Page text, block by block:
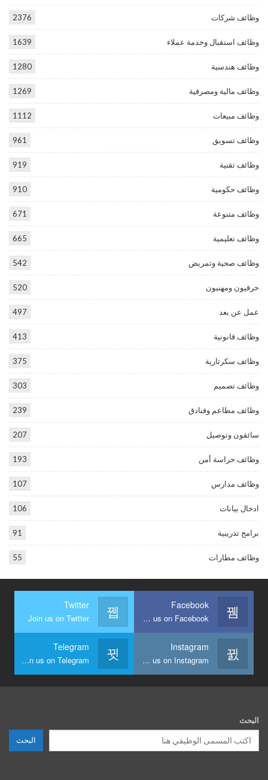
وظائف شركات 2376
وظائف استقبال وخدمة عملاء 1639
وظائف هندسية 1280
وظائف مالية ومصرفية 1269
وظائف مبيعات 1112
وظائف تسويق 961
وظائف تقنية 919
وظائف حكومية 910
وظائف متنوعة 671
وظائف تعليمية 665
وظائف صحية وتمريض 542
حرفيون ومهنيون 520
عمل عن بعد 497
وظائف قانونية 413
وظائف سكرتارية 375
وظائف تصميم 303
وظائف مطاعم وفنادق 239
سائقون وتوصيل 207
وظائف حراسة أمن 193
وظائف مدارس 107
ادخال بيانات 106
برامج تدريبية 91
وظائف مطارات 55
Facebook
Join us on Facebook
Twitter
Join us on Twitter
Instagram
Join us on Instagram
Telegram
Join us on Telegram
البحث
البحث